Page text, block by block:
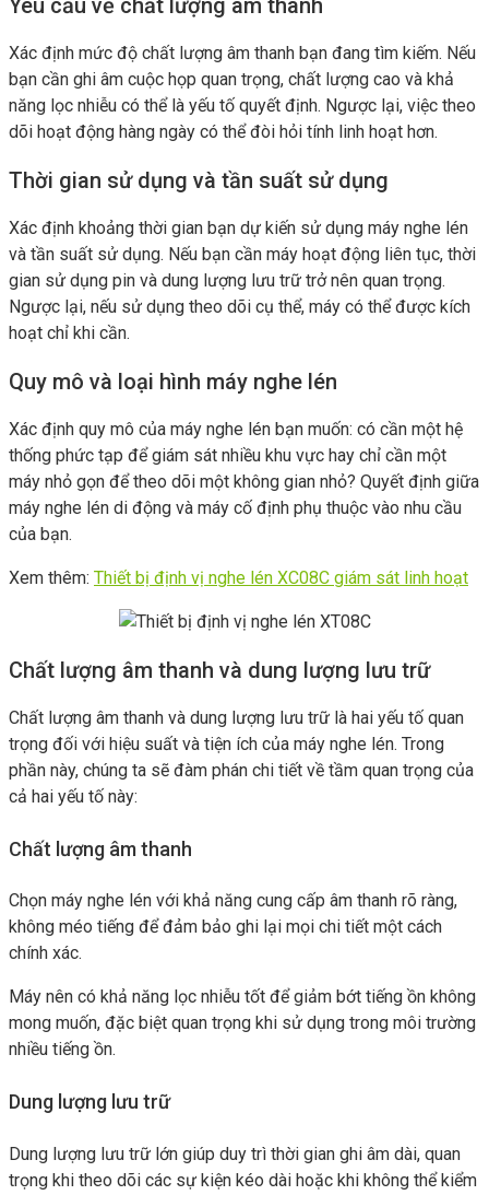
Xác định mức độ chất lượng âm thanh bạn đang tìm kiếm. Nếu
bạn cần ghi âm cuộc họp quan trọng, chất lượng cao và khả
năng lọc nhiễu có thể là yếu tố quyết định. Ngược lại, việc theo
dõi hoạt động hàng ngày có thể đòi hỏi tính linh hoạt hơn.
Thời gian sử dụng và tần suất sử dụng
Xác định khoảng thời gian bạn dự kiến sử dụng máy nghe lén
và tần suất sử dụng. Nếu bạn cần máy hoạt động liên tục, thời
gian sử dụng pin và dung lượng lưu trữ trở nên quan trọng.
Ngược lại, nếu sử dụng theo dõi cụ thể, máy có thể được kích
hoạt chỉ khi cần.
Quy mô và loại hình máy nghe lén
Xác định quy mô của máy nghe lén bạn muốn: có cần một hệ
thống phức tạp để giám sát nhiều khu vực hay chỉ cần một
máy nhỏ gọn để theo dõi một không gian nhỏ? Quyết định giữa
máy nghe lén di động và máy cố định phụ thuộc vào nhu cầu
của bạn.
Xem thêm: Thiết bị định vị nghe lén XC08C giám sát linh hoạt
Chất lượng âm thanh và dung lượng lưu trữ
Chất lượng âm thanh và dung lượng lưu trữ là hai yếu tố quan
trọng đối với hiệu suất và tiện ích của máy nghe lén. Trong
phần này, chúng ta sẽ đàm phán chi tiết về tầm quan trọng của
cả hai yếu tố này:
Chất lượng âm thanh
Chọn máy nghe lén với khả năng cung cấp âm thanh rõ ràng,
không méo tiếng để đảm bảo ghi lại mọi chi tiết một cách
chính xác.
Máy nên có khả năng lọc nhiễu tốt để giảm bớt tiếng ồn không
mong muốn, đặc biệt quan trọng khi sử dụng trong môi trường
nhiều tiếng ồn.
Dung lượng lưu trữ
Dung lượng lưu trữ lớn giúp duy trì thời gian ghi âm dài, quan
trọng khi theo dõi các sự kiện kéo dài hoặc khi không thể kiểm